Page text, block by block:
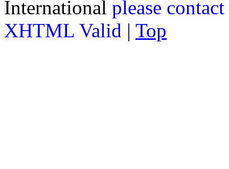
International please
XHTML Valid | Top